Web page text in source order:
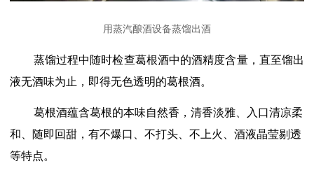
用蒸汽酿酒设备蒸馏出酒
蒸馏过程中随时检查葛根酒中的酒精度含量，直至馏出
液无酒味为止，即得无色透明的葛根酒。
葛根酒蕴含葛根的本味自然香，清香淡雅、入口清凉柔
和、随即回甜，有不爆口、不打头、不上火、酒液晶莹剔透
等特点。